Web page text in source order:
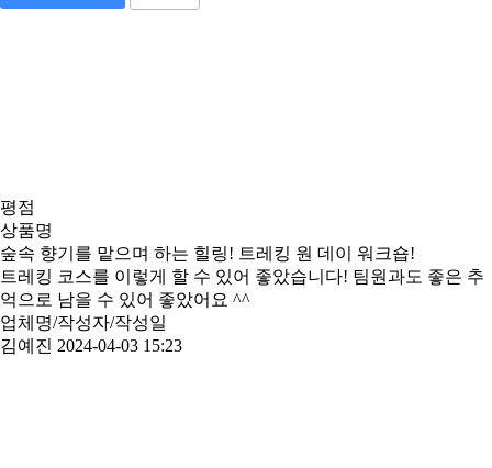
평점
상품명
숲속 향기를 맡으며 하는 힐링! 트레킹 원 데이 워크숍!
트레킹 코스를 이렇게 할 수 있어 좋았습니다! 팀원과도 좋은 추
억으로 남을 수 있어 좋았어요 ^^
업체명/작성자/작성일
김예진 2024-04-03 15:23